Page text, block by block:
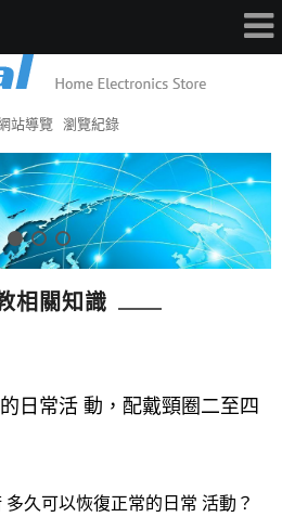
站導覽 瀏覽紀錄
相關知識
日常活 動，配戴頸圈二至四
久可以恢復正常的日常 活動？